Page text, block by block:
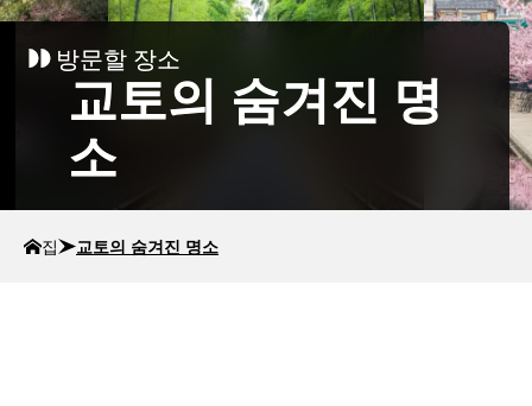
방문할 장소
교토의 숨겨진 명
소
집 교토의 숨겨진 명소